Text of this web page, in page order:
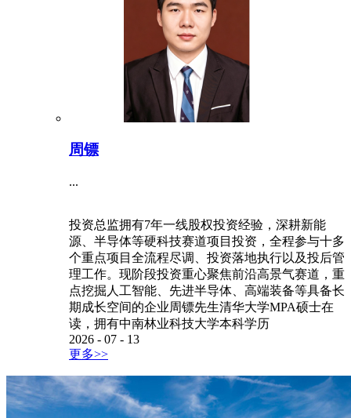
周镖
...
投资总监拥有7年一线股权投资经验，深耕新能
源、半导体等硬科技赛道项目投资，全程参与十多
个重点项目全流程尽调、投资落地执行以及投后管
理工作。现阶段投资重心聚焦前沿高景气赛道，重
点挖掘人工智能、先进半导体、高端装备等具备长
期成长空间的企业周镖先生清华大学MPA硕士在
读，拥有中南林业科技大学本科学历
2026 - 07 - 13
更多>>